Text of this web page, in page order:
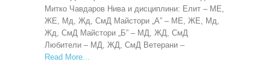
Митко Чавдаров Нива и дисциплини: Елит – МЕ,
ЖЕ, Мд, Жд, СмД Майстори „А” – МЕ, ЖЕ, Мд,
Жд, СмД Майстори „Б” – МД, ЖД, СмД
Любители – МД, ЖД, СмД Ветерани –
Read More